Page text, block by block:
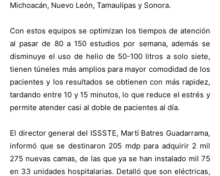
Michoacán, Nuevo León, Tamaulipas y Sonora.
Con estos equipos se optimizan los tiempos de atención
al pasar de 80 a 150 estudios por semana, además se
disminuye el uso de helio de 50-100 litros a solo siete,
tienen túneles más amplios para mayor comodidad de los
pacientes y los resultados se obtienen con más rapidez,
tardando entre 10 y 15 minutos, lo que reduce el estrés y
permite atender casi al doble de pacientes al día.
El director general del ISSSTE, Martí Batres Guadarrama,
informó que se destinaron 205 mdp para adquirir 2 mil
275 nuevas camas, de las que ya se han instalado mil 75
en 33 unidades hospitalarias. Detalló que son eléctricas,